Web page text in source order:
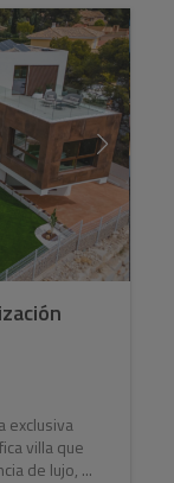
exclusiva
villa que
de lujo, ...